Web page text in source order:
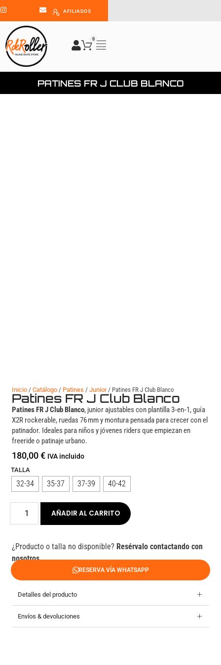
AFILIADOS
0
PATINES FR J CLUB BLANCO
Inicio / Catálogo / Patines / Junior/ Patines FR J Club Blanco
Patines FR J Club Blanco
Patines FR J Club Blanco, junior ajustables con plantilla 3‑en‑1, guía
X2R rockerable, ruedas 76 mm y montura pensada para crecer con el
patinador. Ideales para niños y jóvenes riders que empiezan en
freeride o patinaje urbano.
180,00 € IVA incluido
TALLA
32-34 35-37 37-39 40-42
AÑADIR AL CARRITO
¿Producto o talla no disponible? Resérvalo contactando con
nosotros.
RESERVA VÍA WHATSAPP
Detalles del producto
Envíos & devoluciones